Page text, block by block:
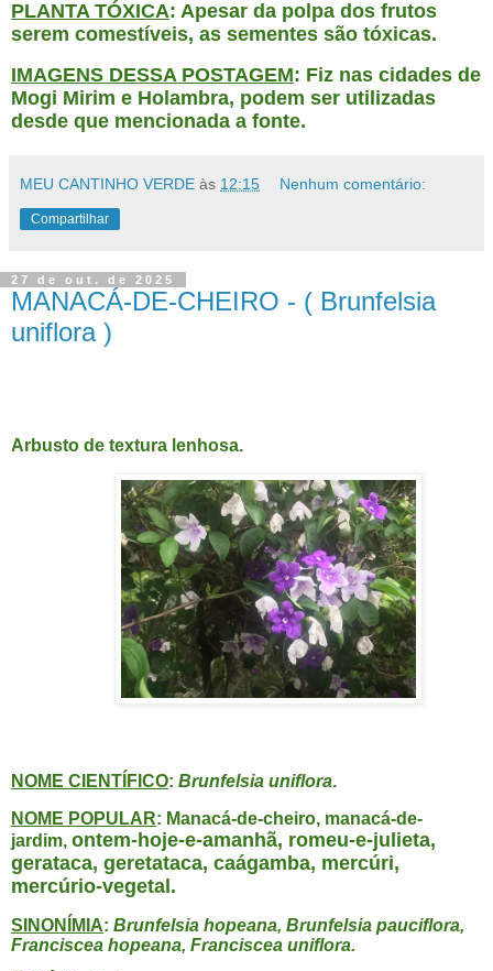
PLANTA TÓXICA: Apesar da polpa dos frutos
serem comestíveis, as sementes são tóxicas.
IMAGENS DESSA POSTAGEM: Fiz nas cidades de
Mogi Mirim e Holambra, podem ser utilizadas
desde que mencionada a fonte.
MEU CANTINHO VERDE às 12:15 Nenhum comentário:
Compartilhar
27 de out. de 2025
MANACÁ-DE-CHEIRO - ( Brunfelsia
uniflora )
Arbusto de textura lenhosa.
NOME CIENTÍFICO: Brunfelsia uniflora.
NOME POPULAR: Manacá-de-cheiro, manacá-de-
jardim, ontem-hoje-e-amanhã, romeu-e-julieta,
gerataca, geretataca, caágamba, mercúri,
mercúrio-vegetal.
SINONÍMIA: Brunfelsia hopeana, Brunfelsia pauciflora,
Franciscea hopeana, Franciscea uniflora.